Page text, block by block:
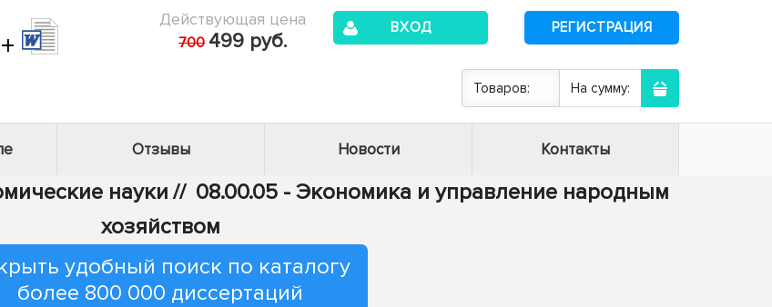
+
Действующая цена
700 499 руб.
ВХОД РЕГИСТРАЦИЯ
Товаров: На сумму:
Отзывы Новости Контакты
науки // 08.00.05 - Экономика и управление народным
хозяйством
удобный поиск по каталогу
более 800 000 диссертаций